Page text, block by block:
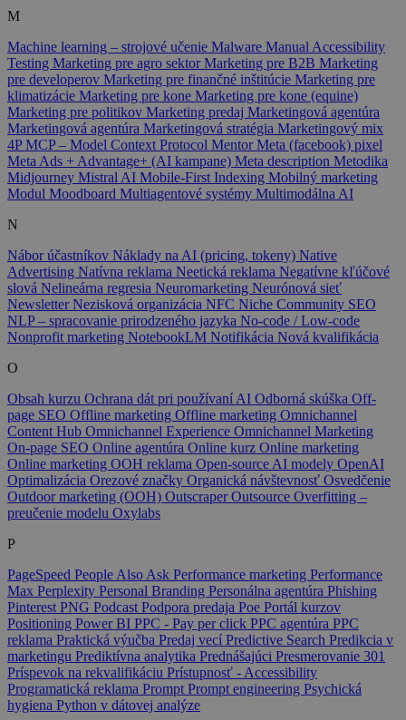
M
Machine learning – strojové učenie Malware Manual Accessibility
Testing Marketing pre agro sektorMarketing pre B2B Marketing
pre developerov Marketing pre finančné inštitúcie Marketing pre
klimatizácie Marketing pre kone Marketing pre kone (equine)
Marketing pre politikov Marketing predaj Marketingová agentúra
Marketingová agentúra Marketingová stratégia Marketingový mix
4PMCP – Model Context Protocol MentorMeta (facebook) pixel
Meta Ads + Advantage+ (AI kampane) Meta description Metodika
Midjourney Mistral AI Mobile-First Indexing Mobilný marketing
Modul Moodboard Multiagentové systémy Multimodálna AI
N
Nábor účastníkov Náklady na AI (pricing, tokeny) Native
Advertising Natívna reklama Neetická reklama Negatívne kľúčové
slová Nelineárna regresia Neuromarketing Neurónová sieť
NewsletterNezisková organizácia NFC Niche Community SEO
NLP – spracovanie prirodzeného jazyka No-code / Low-code
Nonprofit marketing NotebookLM Notifikácia Nová kvalifikácia
O
Obsah kurzu Ochrana dát pri používaní AI Odborná skúška Off-
page SEO Offline marketing Offline marketing Omnichannel
Content Hub Omnichannel Experience Omnichannel Marketing
On-page SEO Online agentúra Online kurz Online marketing
Online marketing OOH reklama Open-source AI modely OpenAI
Optimalizácia Orezové značky Organická návštevnosť Osvedčenie
Outdoor marketing (OOH) OutscraperOutsource Overfitting –
preučenie modelu Oxylabs
P
PageSpeed People Also Ask Performance marketing Performance
Max Perplexity Personal Branding Personálna agentúra Phishing
Pinterest PNG Podcast Podpora predaja Poe Portál kurzov
Positioning Power BI PPC - Pay per click PPC agentúra PPC
reklama Praktická výučba Predaj vecí Predictive Search Predikcia v
marketingu Prediktívna analytika Prednášajúci Presmerovanie 301
Príspevok na rekvalifikáciu Prístupnosť - Accessibility
Programatická reklama Prompt Prompt engineering Psychická
hygiena Python v dátovej analýze